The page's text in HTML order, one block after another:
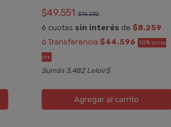
$49.551 $76.232
6 cuotas sin interés de $8.259
ó Transferencia $44.596 10% EXTRA
OFF
Sumás 3.482 Leloir$
Agregar al carrito